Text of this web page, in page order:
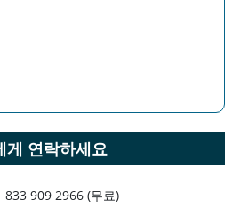
게 연락하세요
833 909 2966 (무료)